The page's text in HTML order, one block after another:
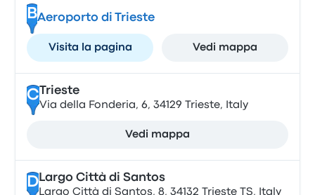
BAeroporto di Trieste
Visita la pagina Vedi mappa
CTrieste
Via della Fonderia, 6, 34129 Trieste, Italy
Vedi mappa
DLargo Città di Santos
Largo Città di Santos, 8, 34132 Trieste TS, Italy